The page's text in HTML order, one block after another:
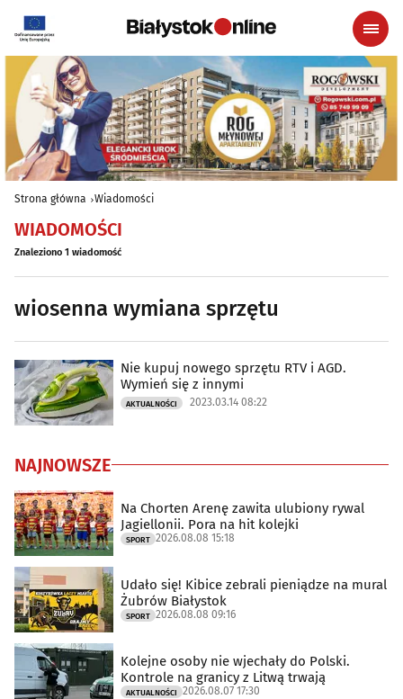
Strona główna Wiadomości
WIADOMOŚCI
Znaleziono 1 wiadomość
wiosenna wymiana sprzętu
Nie kupuj nowego sprzętu RTV i AGD.
Wymień się z innymi
AKTUALNOŚCI 2023.03.14 08:22
NAJNOWSZE
Na Chorten Arenę zawita ulubiony rywal
Jagiellonii. Pora na hit kolejki
SPORT 2026.08.08 15:18
Udało się! Kibice zebrali pieniądze na mural
Żubrów Białystok
SPORT 2026.08.08 09:16
Kolejne osoby nie wjechały do Polski.
Kontrole na granicy z Litwą trwają
AKTUALNOŚCI 2026.08.07 17:30